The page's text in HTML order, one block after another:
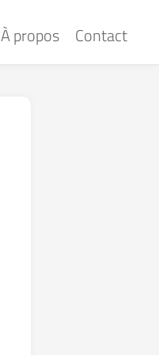
À propos Contact